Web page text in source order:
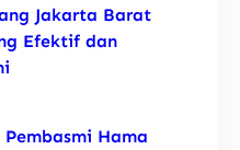
Jakarta Barat
Efektif dan
Pembasmi Hama